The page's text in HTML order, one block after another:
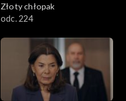
Złoty chłopak
odc. 224